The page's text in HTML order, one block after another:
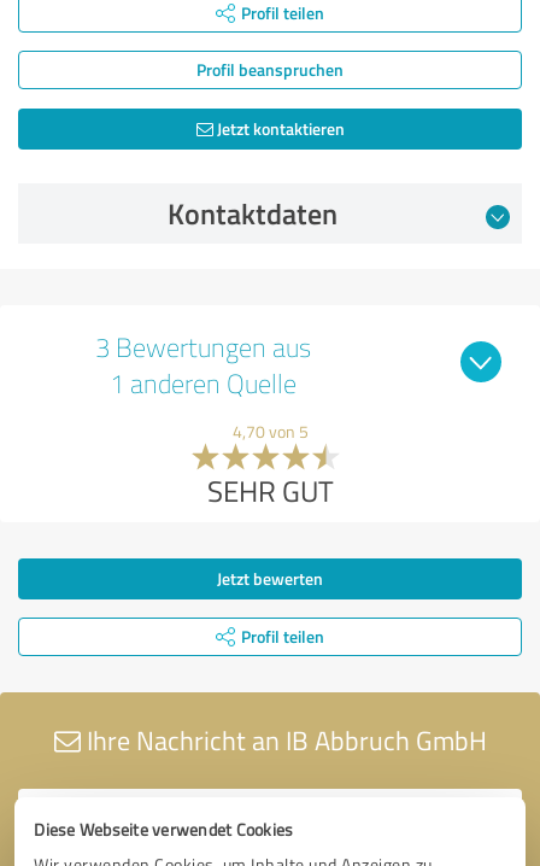
Diese Webseite verwendet Cookies
Profil teilen
Profil beanspruchen
Jetzt kontaktieren
Kontaktdaten
3 Bewertungen aus
1 anderen Quelle
4,70 von 5
SEHR GUT
Jetzt bewerten
Profil teilen
Ihre Nachricht an IB Abbruch GmbH